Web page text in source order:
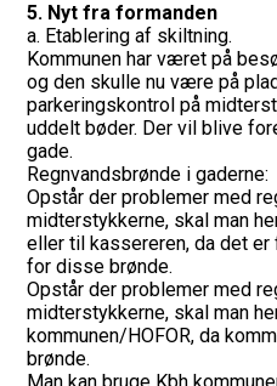
5. Nyt fra formanden
a. Etablering af skiltning.
Kommunen har været på
og den skulle nu være på
parkeringskontrol på
uddelt bøder. Der vil blive
gade.
Regnvandsbrønde i gaderne:
Opstår der problemer med
midterstykkerne, skal man
eller til kassereren, da det er
for disse brønde.
Opstår der problemer med
midterstykkerne, skal man
kommunen/HOFOR, da
brønde.